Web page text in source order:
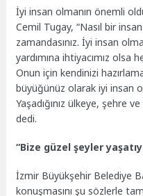
İyi insan olmanın önemli
Cemil Tugay, “Nasıl bir
zamandasınız. İyi insan
yardımına ihtiyacımız olsa
Onun için kendinizi
büyüğünüz olarak iyi insan
Yaşadığınız ülkeye, şehre
dedi.
“Bize güzel şeyler
İzmir Büyükşehir Belediye
konuşmasını şu sözlerle